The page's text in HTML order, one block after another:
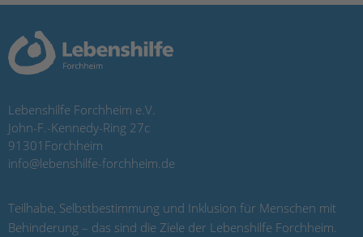
Lebenshilfe Forchheim e.V.
John-F.-Kennedy-Ring 27c
91301 Forchheim
info@lebenshilfe-forchheim.de
Teilhabe, Selbstbestimmung und Inklusion für Menschen mit
Behinderung – das sind die Ziele der Lebenshilfe Forchheim.